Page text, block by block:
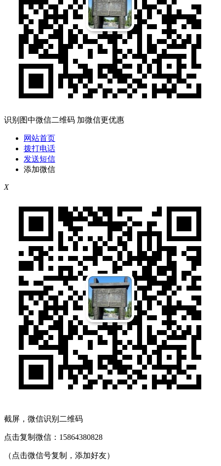
识别图中微信二维码 加微信更优惠
网站首页
拨打电话
发送短信
添加微信
X
截屏，微信识别二维码
点击复制微信：15864380828
（点击微信号复制，添加好友）